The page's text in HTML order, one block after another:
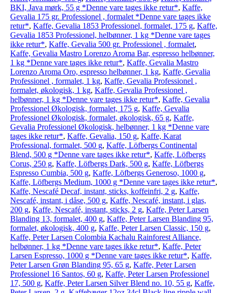
BKI, Java mørk, 55 g *Denne vare tages ikke retur*, Kaffe,
Gevalia 175 gr. Professionel , formalet *Denne vare tages ikke
retur*, Kaffe, Gevalia 1853 Professionel, formalet, 175 g, Kaffe,
Gevalia 1853 Professionel, helbønner, 1 kg *Denne vare tages
ikke retur*, Kaffe, Gevalia 500 gr. Professionel , formalet,
Kaffe, Gevalia Mastro Lorenzo Aroma Bar, espresso helbønner,
1 kg *Denne vare tages ikke retur*, Kaffe, Gevalia Mastro
Lorenzo Aroma Oro, espresso helbønner, 1 kg, Kaffe, Gevalia
Professionel , formalet, 1 kg, Kaffe, Gevalia Professionel ,
formalet, økologisk, 1 kg, Kaffe, Gevalia Professionel ,
helbønner, 1 kg *Denne vare tages ikke retur*, Kaffe, Gevalia
Professionel Økologisk, formalet, 175 g, Kaffe, Gevalia
Professionel Økologisk, formalet, økologisk, 65 g, Kaffe,
Gevalia Professionel Økologisk, helbønner, 1 kg *Denne vare
tages ikke retur*, Kaffe, Gevalia, 150 g, Kaffe, Karat
Professional, formalet, 500 g, Kaffe, Löfbergs Continental
Blend, 500 g *Denne vare tages ikke retur*, Kaffe, Löfbergs
Corus, 250 g, Kaffe, Löfbergs Dark, 500 g, Kaffe, Löfbergs
Espresso Cumbia, 500 g, Kaffe, Löfbergs Generoso, 1000 g,
Kaffe, Löfbergs Medium, 1000 g *Denne vare tages ikke retur*,
Kaffe, Nescafé Decaf, instant, sticks, koffeinfri, 2 g, Kaffe,
Nescafé, instant, i dåse, 500 g, Kaffe, Nescafé, instant, i glas,
200 g, Kaffe, Nescafé, instant, sticks, 2 g, Kaffe, Peter Larsen
Blanding 13, formalet, 400 g, Kaffe, Peter Larsen Blanding 95,
formalet, økologisk, 400 g, Kaffe, Peter Larsen Classic, 150 g,
Kaffe, Peter Larsen Colombia Kachalu Rainforest Alliance,
helbønner, 1 kg *Denne vare tages ikke retur*, Kaffe, Peter
Larsen Espresso, 1000 g *Denne vare tages ikke retur*, Kaffe,
Peter Larsen Grøn Blanding 95, 65 g, Kaffe, Peter Larsen
Professionel 16 Santos, 60 g, Kaffe, Peter Larsen Professionel
17, 500 g, Kaffe, Peter Larsen Silver Blend no. 10, 55 g, Kaffe,